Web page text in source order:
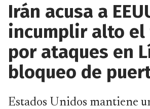
Irán acusa a
incumplir alto el
por ataques en
bloqueo de
Estados Unidos mantiene